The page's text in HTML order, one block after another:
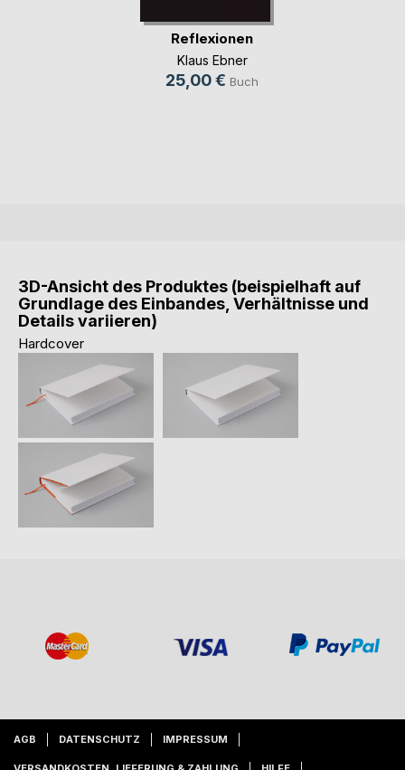
Reflexionen
Klaus Ebner
25,00 € Buch
3D-Ansicht des Produktes (beispielhaft auf
Grundlage des Einbandes, Verhältnisse und
Details variieren)
Hardcover
AGB DATENSCHUTZ IMPRESSUM